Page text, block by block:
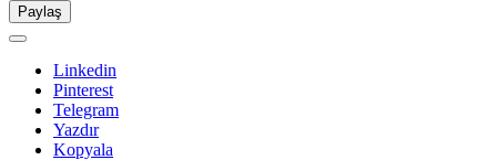
Paylaş
Linkedin
Pinterest
Telegram
Yazdır
Kopyala